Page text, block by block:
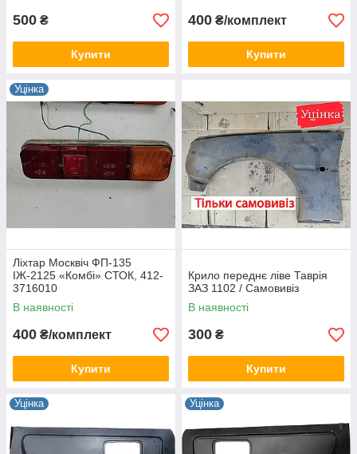
500 ₴
Купити
400 ₴/комплект
Купити
Уцінка
Ліхтар Москвіч ФП-135
ІЖ-2125 «Комбі» СТОК, 412-
3716010
В наявності
400 ₴/комплект
Купити
Крило переднє ліве Таврія
ЗАЗ 1102 / Самовивіз
В наявності
300 ₴
Купити
Уцінка Уцінка